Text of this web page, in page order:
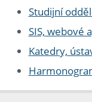
Studijní
SIS, webové
Katedry,